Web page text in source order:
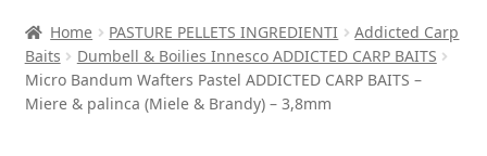
Home PASTURE PELLETS INGREDIENTI
Addicted Carp
Baits
Dumbell & Boilies Innesco ADDICTED CARP BAITS
Micro Bandum Wafters Pastel ADDICTED CARP BAITS –
Miere & palinca (Miele & Brandy) – 3,8mm